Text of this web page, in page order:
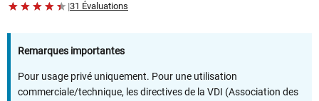
|31 Évaluations
Remarques importantes
Pour usage privé uniquement. Pour une utilisation
commerciale/technique, les directives de la VDI (Association des